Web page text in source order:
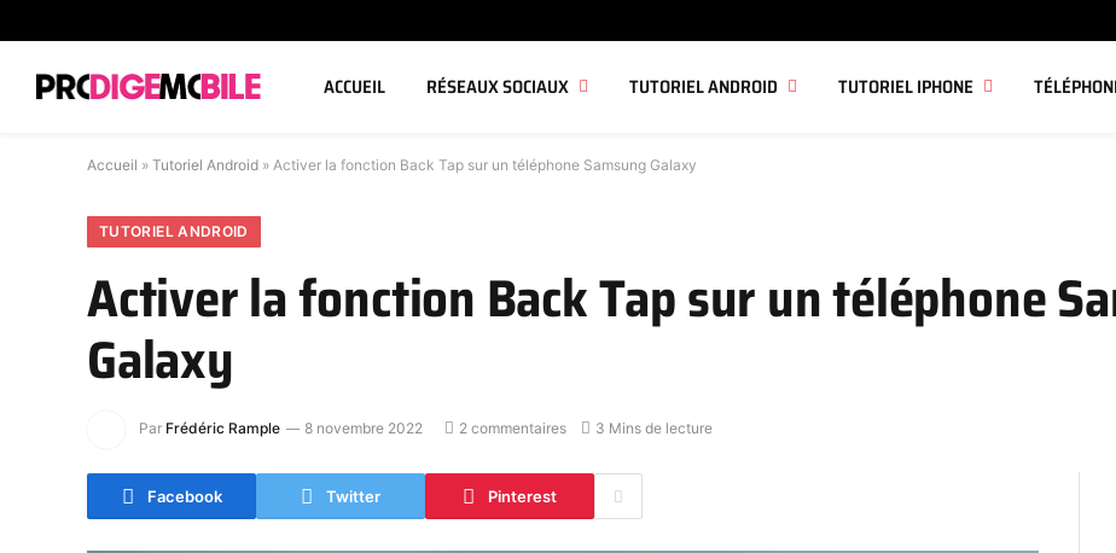
ACCUEIL RÉSEAUX SOCIAUX TUTORIEL ANDROID TUTORIEL IPHONE
Accueil » Tutoriel Android » Activer la fonction Back Tap sur un téléphone Samsung Galaxy
TUTORIEL ANDROID
Activer la fonction Back Tap sur un téléphone
Galaxy
Par Frédéric Rample 8 novembre 2022 2 commentaires 3 Mins de lecture
Facebook Twitter Pinterest